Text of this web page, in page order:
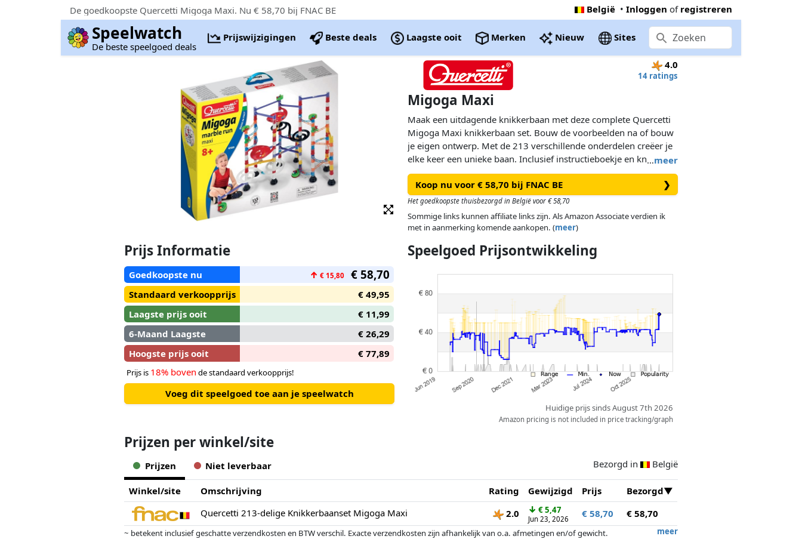
De goedkoopste Quercetti Migoga Maxi. Nu € 58,70 bij FNAC BE België • Inloggen of registreren
Speelwatch
De beste speelgoed deals
Prijswijzigingen Beste deals Laagste ooit Merken Nieuw Sites
4.0
14 ratings
Migoga Maxi
…meer
Maak een uitdagende knikkerbaan met deze complete Quercetti
Migoga Maxi knikkerbaan set. Bouw de voorbeelden na of bouw
je eigen ontwerp. Met de 213 verschillende onderdelen creëer je
elke keer een unieke baan. Inclusief instructieboekje en knikkers.
Koop nu voor € 58,70 bij FNAC BE ❯
Het goedkoopste thuisbezorgd in België voor € 58,70
Sommige links kunnen affiliate links zijn. Als Amazon Associate verdien ik
met in aanmerking komende aankopen. (meer)
Prijs Informatie
Goedkoopste nu ↑ € 15,80 € 58,70
Standaard verkoopprijs
€ 49,95
Laagste prijs ooit
€ 11,99
6-Maand Laagste
€ 26,29
Hoogste prijs ooit
€ 77,89
Prijs is 18% boven de standaard verkoopprijs!
Voeg dit speelgoed toe aan je speelwatch
Speelgoed Prijsontwikkeling
Huidige prijs sinds August 7th 2026
Amazon pricing is not included in price tracking/graph
Prijzen per winkel/site
Prijzen Niet leverbaar Bezorgd in België
Winkel/site Omschrijving Rating Gewijzigd Prijs
Bezorgd
Quercetti 213-delige Knikkerbaanset Migoga Maxi
2.0 ↓ € 5,47
Jun 23, 2026 € 58,70 € 58,70
meer
~ betekent inclusief geschatte verzendkosten en BTW verschil. Exacte verzendkosten zijn afhankelijk van o.a. afmetingen en/of gewicht.